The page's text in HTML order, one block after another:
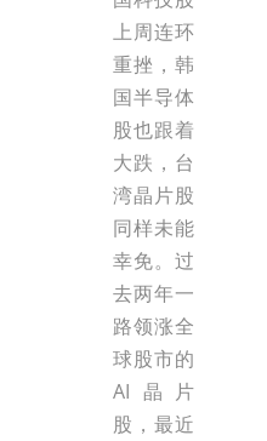
上周连环
重挫，韩
国半导体
股也跟着
大跌，台
湾晶片股
同样未能
幸免。过
去两年一
路领涨全
球股市的
AI晶片
股，最近